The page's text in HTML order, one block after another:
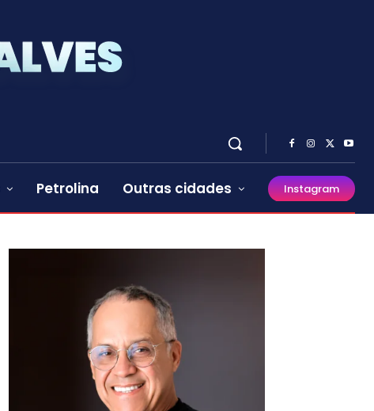
Petrolina Outras cidades Instagram